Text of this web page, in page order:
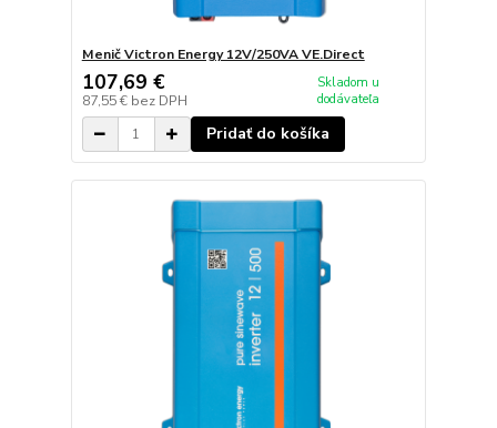
Menič Victron Energy 12V/250VA VE.Direct
107,69 €
87,55 € bez DPH
Skladom u
dodávateľa
Pridať do košíka